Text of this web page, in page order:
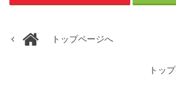
トップページへ
トッ